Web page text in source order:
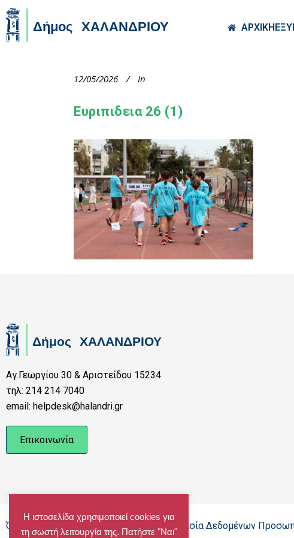
ΑΡΧΙΚΗ
12/05/2026 In
Ευριπιδεια 26 (1)
Αγ.Γεωργίου 30 & Αριστείδου 15234
τηλ: 214 214 7040
email: helpdesk@halandri.gr
Επικοινωνία
Όροι Χρήσης - Πολιτική Cookies - Προστασία Δεδομένων
Η ιστοσελίδα χρησιμοποιεί cookies για
τη σωστή λειτουργία της. Πατήστε "Ναι"